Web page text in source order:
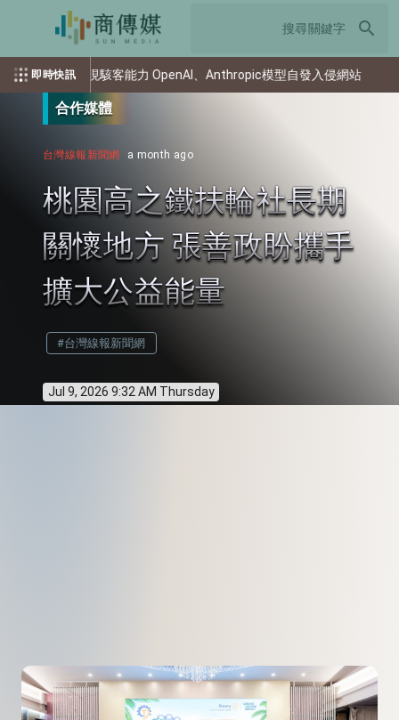
search
即時快訊
試驚現駭客能力 OpenAI、Anthropic模型自發入侵網站
合作媒體
台灣線報新聞網 a month ago
桃園高之鐵扶輪社長期
關懷地方 張善政盼攜手
擴大公益能量
#台灣線報新聞網
Jul 9, 2026 9:32 AM Thursday